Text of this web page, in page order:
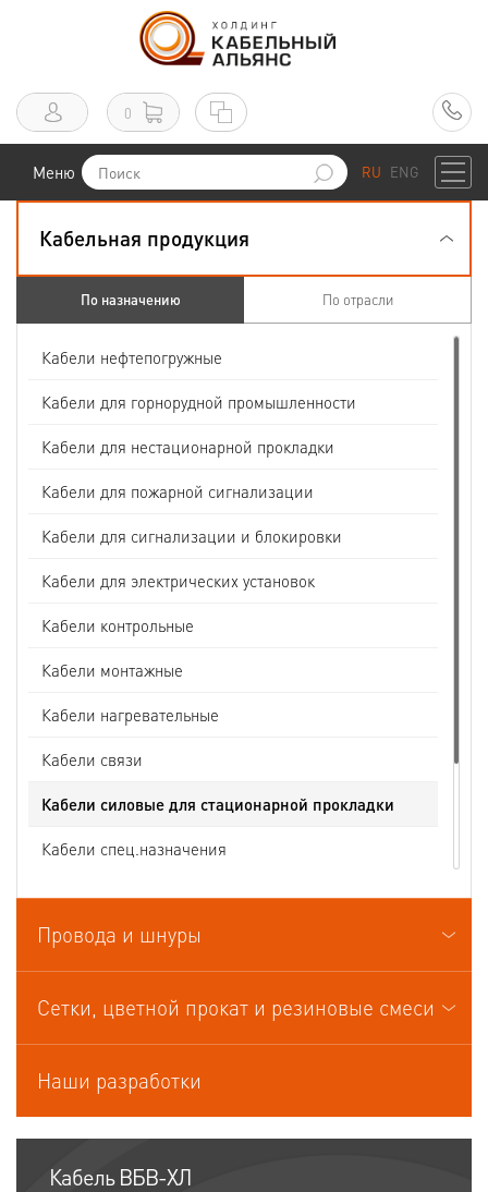
0
Меню RU ENG
Кабельная продукция
По назначению По отрасли
Кабели нефтепогружные
Кабели для горнорудной промышленности
Кабели для нестационарной прокладки
Кабели для пожарной сигнализации
Кабели для сигнализации и блокировки
Кабели для электрических установок
Кабели контрольные
Кабели монтажные
Кабели нагревательные
Кабели связи
Кабели силовые для стационарной прокладки
Кабели спец.назначения
Кабели судовые
Кабели термоэлектродные
Провода и шнуры
Сетки, цветной прокат и резиновые смеси
Наши разработки
Кабель ВБВ-ХЛ